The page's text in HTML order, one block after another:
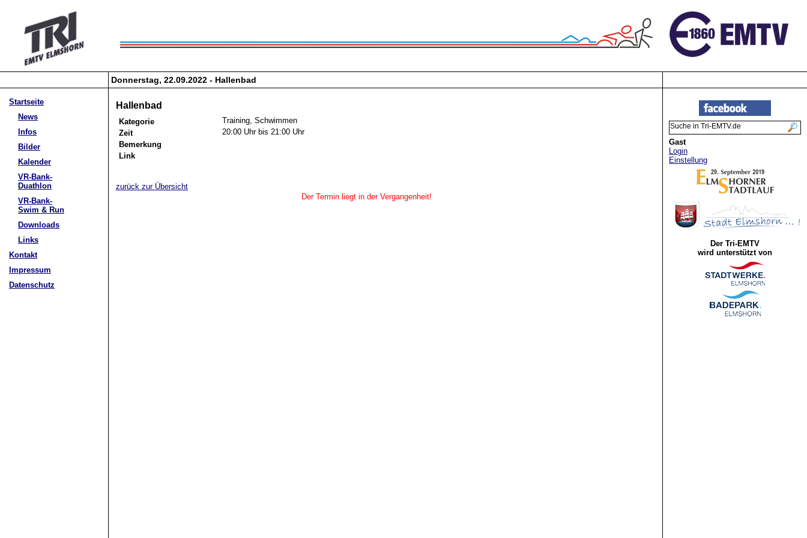
Donnerstag, 22.09.2022 - Hallenbad
Startseite
News
Infos
Bilder
Kalender
VR-Bank-
Duathlon
VR-Bank-
Swim & Run
Downloads
Links
Kontakt
Impressum
Datenschutz
Gast
Login
Einstellung
Der Tri-EMTV
wird unterstützt von
Hallenbad
Kategorie
Training, Schwimmen
Zeit
20:00 Uhr bis 21:00 Uhr
Bemerkung
Link
zurück zur Übersicht
Der Termin liegt in der Vergangenheit!